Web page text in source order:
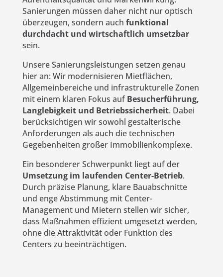
Sanierungen müssen daher nicht nur optisch
überzeugen, sondern auch funktional
durchdacht und wirtschaftlich umsetzbar
sein.
Unsere Sanierungsleistungen setzen genau
hier an: Wir modernisieren Mietflächen,
Allgemeinbereiche und infrastrukturelle Zonen
mit einem klaren Fokus aufBesucherführung,
Langlebigkeit und Betriebssicherheit. Dabei
berücksichtigen wir sowohl gestalterische
Anforderungen als auch die technischen
Gegebenheiten großer Immobilienkomplexe.
Ein besonderer Schwerpunkt liegt auf der
Umsetzung im laufenden Center-Betrieb.
Durch präzise Planung, klare Bauabschnitte
und enge Abstimmung mit Center-
Management und Mietern stellen wir sicher,
dass Maßnahmen effizient umgesetzt werden,
ohne die Attraktivität oder Funktion des
Centers zu beeinträchtigen.